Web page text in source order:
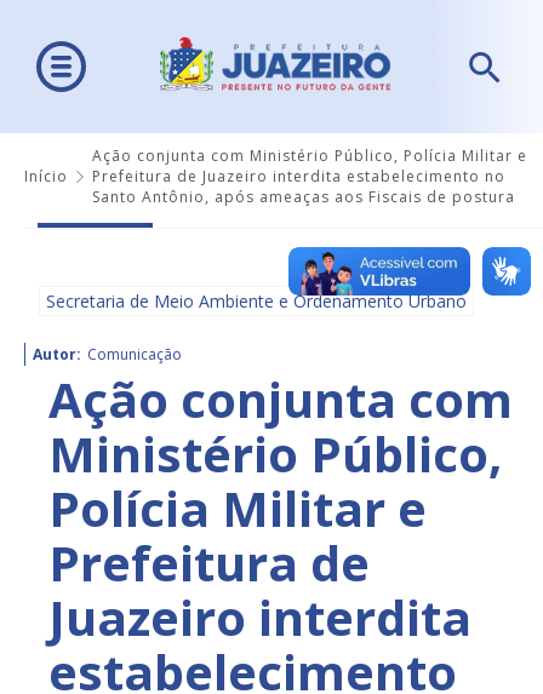
Início
Ação conjunta com Ministério Público, Polícia Militar e
Prefeitura de Juazeiro interdita estabelecimento no
Santo Antônio, após ameaças aos Fiscais de postura
Secretaria de Meio Ambiente e Ordenamento Urbano
Autor: Comunicação
Ação conjunta com
Ministério Público,
Polícia Militar e
Prefeitura de
Juazeiro interdita
estabelecimento